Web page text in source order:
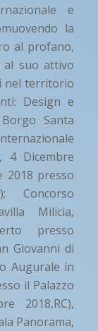
e
la
al profano,
al suo attivo
nel territorio
Design e
Santa
4 Dicembre
2018 presso
Concorso
Milicia,
presso
Giovanni di
Augurale in
il Palazzo
2018,RC),
Panorama,